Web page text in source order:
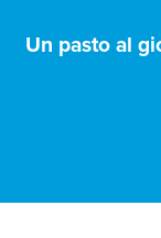
Un pasto al